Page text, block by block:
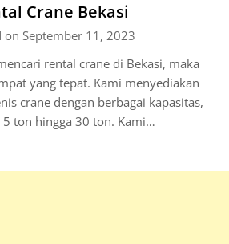
Crane Bekasi
on September 11, 2023
rental crane di Bekasi, maka
yang tepat. Kami menyediakan
crane dengan berbagai kapasitas,
ton hingga 30 ton. Kami…